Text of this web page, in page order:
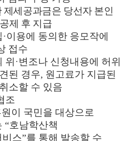
제세공과금은 당선자 본인
제 후 지급
·이용에 동의한 응모작에
접수
위 ·변조나 신청내용에 허위
된 경우, 원고료가 지급된
소할 수 있음
조
이 국민을 대상으로
“호남학산책
비스”를 통해 발송할 수